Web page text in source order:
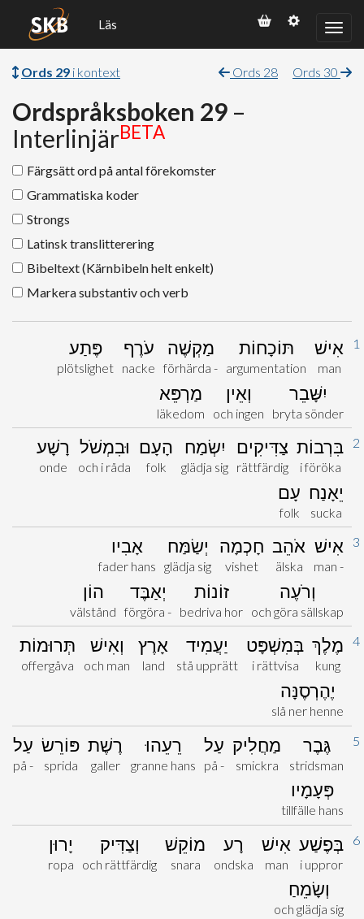
Läs
Ords 29 i kontext Ords 28 Ords 30
Ordspråksboken 29 –
InterlinjärBETA
Färgsätt ord på antal förekomster
Grammatiska koder
Strongs
Latinsk translitterering
Bibeltext (Kärnbibeln helt enkelt)
Markera substantiv och verb
1 אִישׁ
man
תּוֹכָחוֹת
argumentation
מַקְשֶׁה
förhärda -
עֹרֶף
nacke
פֶּתַע
plötslighet
יִשָּׁבֵר
bryta sönder
וְאֵין
och ingen
מַרְפֵּא
läkedom
2
בִּרְבוֹת
i föröka
צַדִּיקִים
rättfärdig
יִשְׂמַח
glädja sig
הָעָם
folk
וּבִמְשֹׁל
och i råda
רָשָׁע
onde
יֵאָנַח
sucka
עָם
folk
3
אִישׁ
man -
אֹהֵב
älska
חָכְמָה
vishet
יְשַׂמַּח
glädja sig
אָבִיו
fader hans
וְרֹעֶה
och göra sällskap
זוֹנוֹת
bedriva hor
יְאַבֶּד
förgöra -
הוֹן
välstånd
4
מֶלֶךְ
kung
בְּמִשְׁפָּט
i rättvisa
יַעֲמִיד
stå upprätt
אָרֶץ
land
וְאִישׁ
och man
תְּרוּמוֹת
offergåva
יֶהֶרְסֶנָּה
slå ner henne
5
גֶּבֶר
stridsman
מַחֲלִיק
smickra
עַל
på -
רֵעֵהוּ
granne hans
רֶשֶׁת
galler
פּוֹרֵשׂ
sprida
עַל
på -
פְּעָמָיו
tillfälle hans
6
בְּפֶשַׁע
i uppror
אִישׁ
man
רָע
ondska
מוֹקֵשׁ
snara
וְצַדִּיק
och rättfärdig
יָרוּן
ropa
וְשָׂמֵחַ
och glädja sig